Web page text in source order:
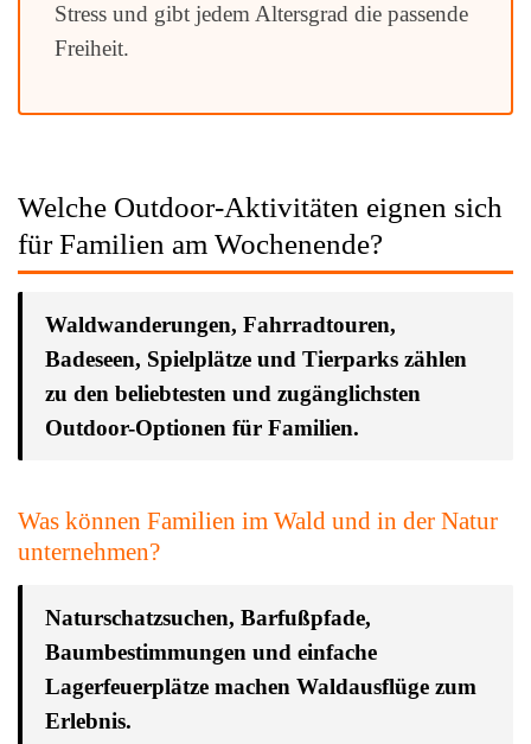
Stress und gibt jedem Altersgrad die passende
Freiheit.
Welche Outdoor-Aktivitäten eignen sich
für Familien am Wochenende?
Waldwanderungen, Fahrradtouren,
Badeseen, Spielplätze und Tierparks zählen
zu den beliebtesten und zugänglichsten
Outdoor-Optionen für Familien.
Was können Familien im Wald und in der Natur
unternehmen?
Naturschatzsuchen, Barfußpfade,
Baumbestimmungen und einfache
Lagerfeuerplätze machen Waldausflüge zum
Erlebnis.